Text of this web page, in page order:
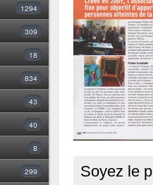
1294
309
18
834
43
40
8
299 Soyez le